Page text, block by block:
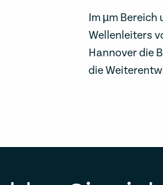
Im µm
Wellenleiters
Hannover die
die